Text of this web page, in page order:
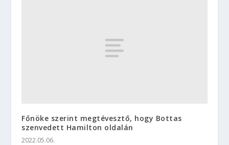
Főnöke szerint megtévesztő, hogy Bottas
szenvedett Hamilton oldalán
2022.05.06.